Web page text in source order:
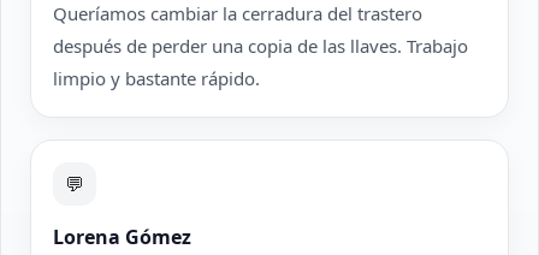
Queríamos cambiar la cerradura del trastero
después de perder una copia de las llaves. Trabajo
limpio y bastante rápido.
💬
Lorena Gómez